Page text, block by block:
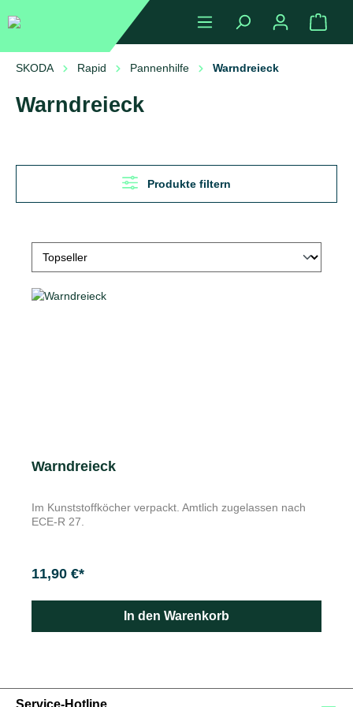
springen
SKODA Rapid Pannenhilfe Warndreieck
Warndreieck
Produkte filtern
Warndreieck
Im Kunststoffköcher verpackt. Amtlich zugelassen nach
ECE-R 27.
11,90 €*
In den Warenkorb
Service-Hotline